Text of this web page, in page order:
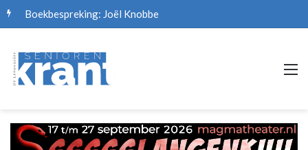
Boekbespreking: Joël Knobbe